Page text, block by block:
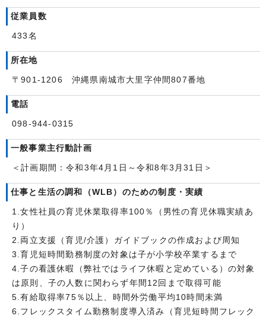
従業員数
433名
所在地
〒901-1206 沖縄県南城市大里字仲間807番地
電話
098-944-0315
一般事業主行動計画
＜計画期間：令和3年4月1日～令和8年3月31日＞
仕事と生活の調和（WLB）のための制度・実績
1.女性社員の育児休業取得率100％（男性の育児休職実績あ
り）
2.両立支援（育児/介護）ガイドブックの作成および周知
3.育児短時間勤務制度の対象は子が小学校卒業するまで
4.子の看護休暇（弊社ではライフ休暇と定めている）の対象
は原則、子の人数に関わらず年間12回まで取得可能
5.有給取得率75％以上、時間外労働平均10時間未満
6.フレックスタイム勤務制度導入済み（育児短時間フレック